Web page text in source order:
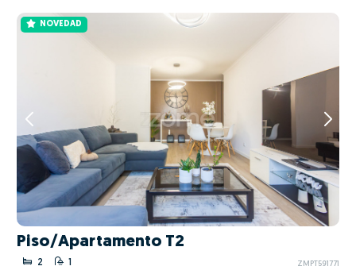
NOVEDAD
Piso/Apartamento T2
2 ZMPT591771